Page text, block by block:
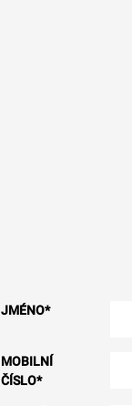
JMÉNO*
MOBILNÍ
ČÍSLO*